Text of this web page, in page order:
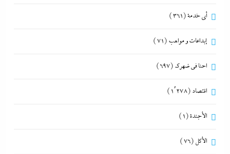
أي خدمة(361)
إبداعات و مواهب (71)
احنا في ضهرك (697)
اقتصاد (1٬278)
الأجندة(1)
الأكل (76)